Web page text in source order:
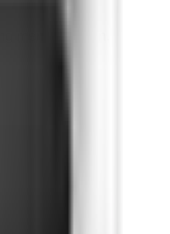
mencurigakan.